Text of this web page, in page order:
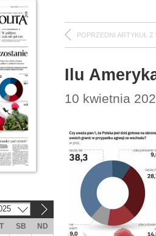
POPRZEDNI ARTYKUŁ Z
Ilu
10 kwietnia
SB
ND